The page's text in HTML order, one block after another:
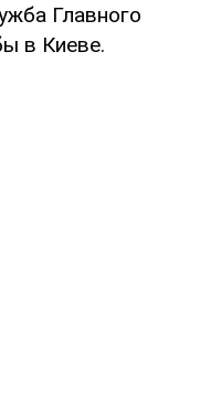
Главного
в Киеве.